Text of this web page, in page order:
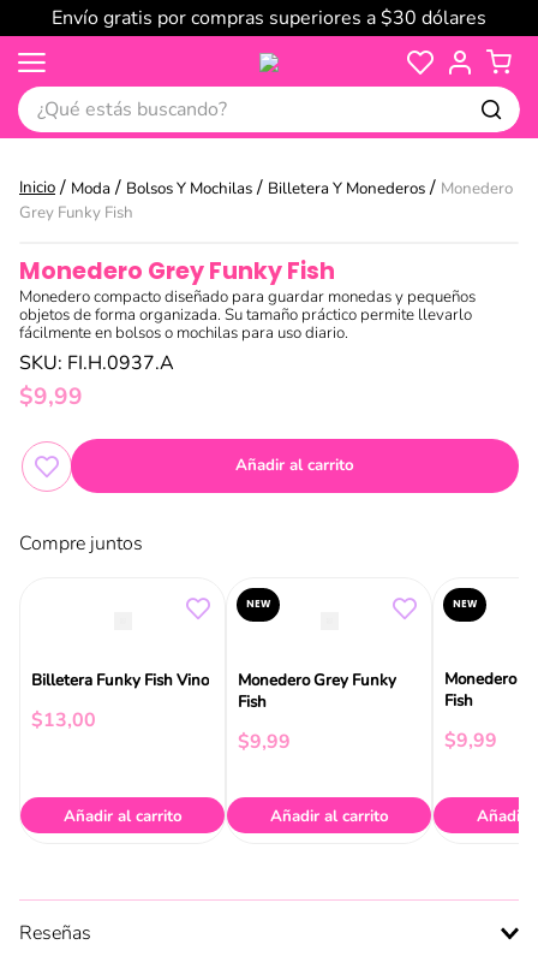
Envío gratis por compras superiores a $30 dólares
¿Qué estás buscando?
Moda Bolsos Y Mochilas Billetera Y Monederos
Monedero
Grey Funky Fish
Monedero Grey Funky Fish
Monedero compacto diseñado para guardar monedas y pequeños
objetos de forma organizada. Su tamaño práctico permite llevarlo
fácilmente en bolsos o mochilas para uso diario.
SKU: FI.H.0937.A
$9,99
Añadir al carrito
Compre juntos
Billetera Funky Fish Vino
$13,00
Añadir al carrito
NEW
Monedero Grey Funky
Fish
$9,99
Añadir al carrito
NEW
Monedero
Fish
$9,99
Añadir
Reseñas